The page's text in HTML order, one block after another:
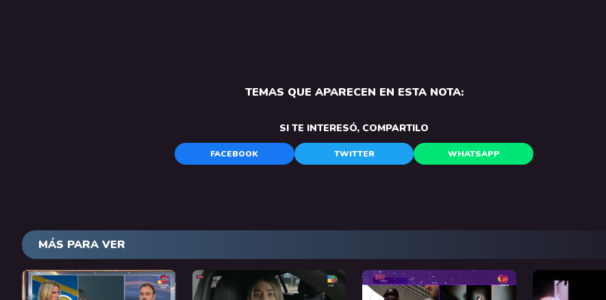
TEMAS QUE APARECEN EN ESTA NOTA:
SI TE INTERESÓ, COMPARTILO
FACEBOOK TWITTER WHATSAPP
MÁS PARA VER